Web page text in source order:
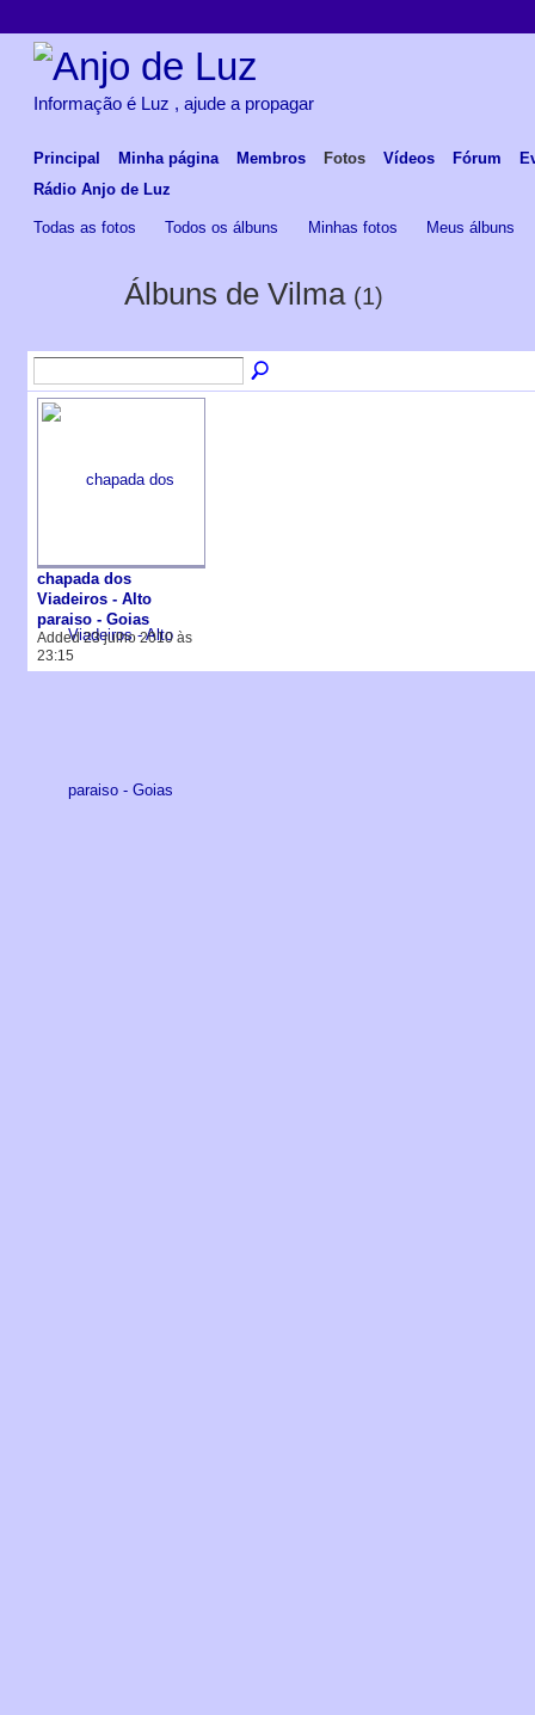
Informação é Luz , ajude a propagar
Principal Minha página Membros Fotos Vídeos Fórum
Rádio Anjo de Luz
Todas as fotos Todos os álbuns Minhas fotos Meus álbuns
Álbuns de Vilma (1)
chapada dos
Viadeiros - Alto
paraiso - Goias
Added 23 julho 2010 às
23:15